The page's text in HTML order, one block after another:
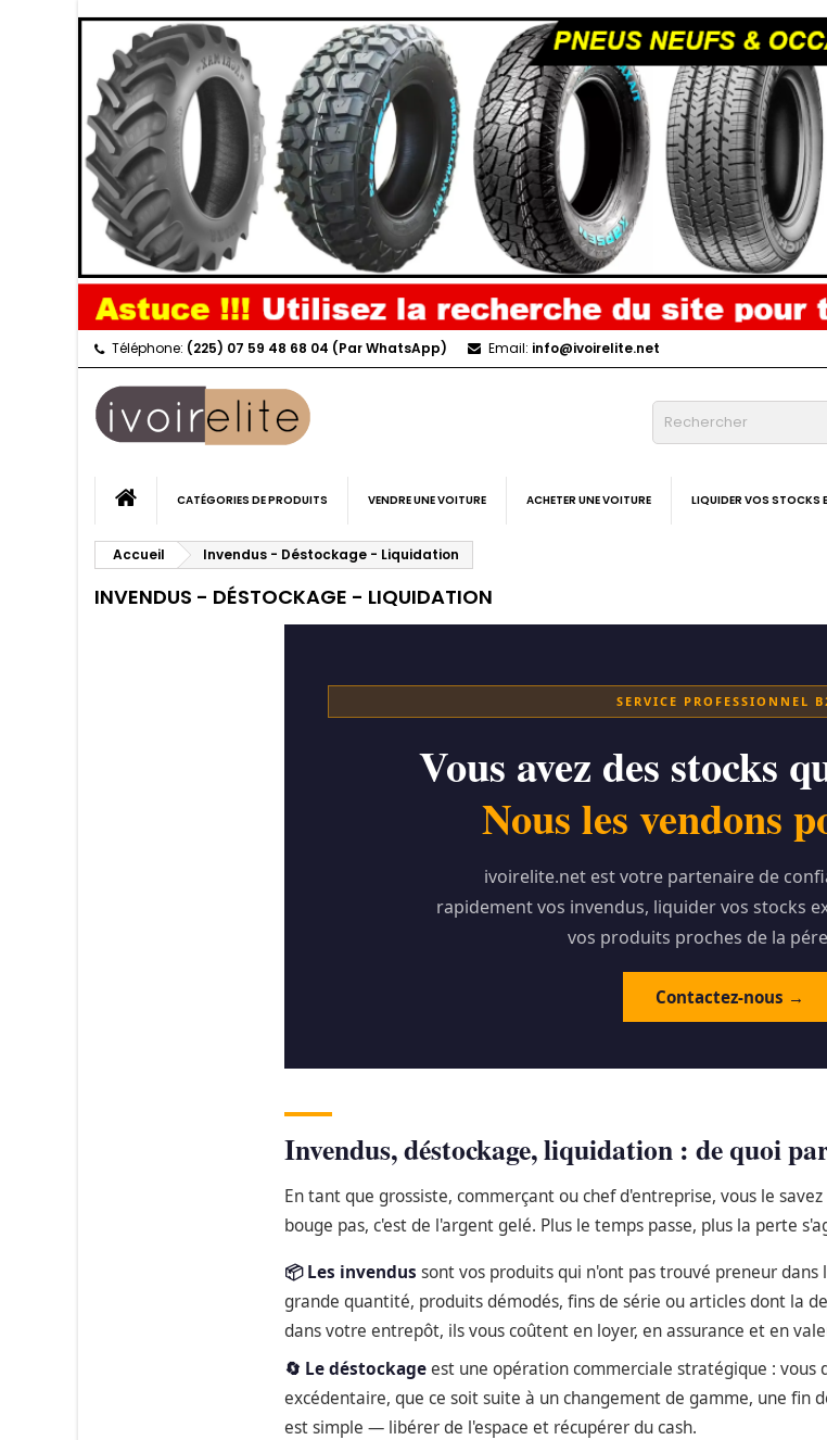
Téléphone: (225) 07 59 48 68 04 (Par WhatsApp) Email: info@ivoirelite.net
CATÉGORIES DE PRODUITS VENDRE UNE VOITURE ACHETER UNE VOITURE LIQUIDER VOS STOCKS
Accueil Invendus - Déstockage - Liquidation
INVENDUS - DÉSTOCKAGE - LIQUIDATION
SERVICE PROFESSIONNEL
Vous avez des stocks
Nous les vendons
ivoirelite.net est votre partenaire de
rapidement vos invendus, liquider vos stocks
vos produits proches de la
Contactez-nous →
Invendus, déstockage, liquidation : de quoi
En tant que grossiste, commerçant ou chef d'entreprise, vous le
bouge pas, c'est de l'argent gelé. Plus le temps passe, plus la perte
📦 Les invendus sont vos produits qui n'ont pas trouvé preneur
grande quantité, produits démodés, fins de série ou articles dont la
dans votre entrepôt, ils vous coûtent en loyer, en assurance et en
🔄 Le déstockageest une opération commerciale stratégique :
excédentaire, que ce soit suite à un changement de gamme, une fin
est simple — libérer de l'espace et récupérer du cash.